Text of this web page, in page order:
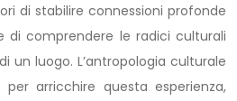
di stabilire connessioni profonde
comprendere le radici culturali
un luogo. L’antropologia culturale
arricchire questa esperienza,